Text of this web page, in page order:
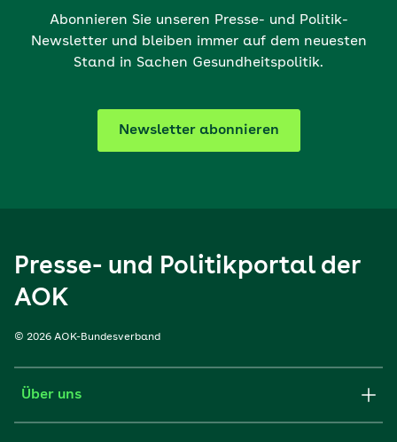
Abonnieren Sie unseren Presse- und Politik-
Newsletter und bleiben immer auf dem neuesten
Stand in Sachen Gesundheitspolitik.
Newsletter abonnieren
Presse- und Politikportal der
AOK
© 2026 AOK-Bundesverband
Über uns